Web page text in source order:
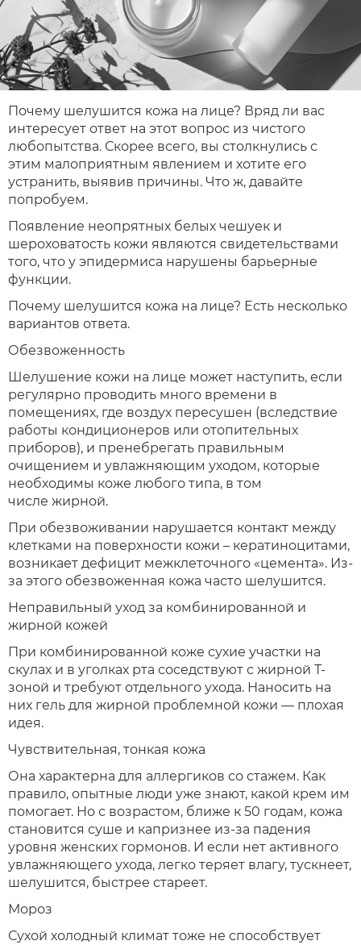
Почему шелушится кожа на лице? Вряд ли вас
интересует ответ на этот вопрос из чистого
любопытства. Скорее всего, вы столкнулись с
этим малоприятным явлением и хотите его
устранить, выявив причины. Что ж, давайте
попробуем.
Появление неопрятных белых чешуек и
шероховатость кожи являются свидетельствами
того, что у эпидермиса нарушены барьерные
функции.
Почему шелушится кожа на лице? Есть несколько
вариантов ответа.
Обезвоженность
Шелушение кожи на лице может наступить, если
регулярно проводить много времени в
помещениях, где воздух пересушен (вследствие
работы кондиционеров или отопительных
приборов), и пренебрегать правильным
очищением и увлажняющим уходом, которые
необходимы коже любого типа, в том
числе жирной.
При обезвоживании нарушается контакт между
клетками на поверхности кожи – кератиноцитами,
возникает дефицит межклеточного «цемента». Из-
за этого обезвоженная кожа часто шелушится.
Неправильный уход за комбинированной и
жирной кожей
При комбинированной коже сухие участки на
скулах и в уголках рта соседствуют с жирной Т-
зоной и требуют отдельного ухода. Наносить на
них гель для жирной проблемной кожи — плохая
идея.
Чувствительная, тонкая кожа
Она характерна для аллергиков со стажем. Как
правило, опытные люди уже знают, какой крем им
помогает. Но с возрастом, ближе к 50 годам, кожа
становится суше и капризнее из-за падения
уровня женских гормонов. И если нет активного
увлажняющего ухода, легко теряет влагу, тускнеет,
шелушится, быстрее стареет.
Мороз
Сухой холодный климат тоже не способствует